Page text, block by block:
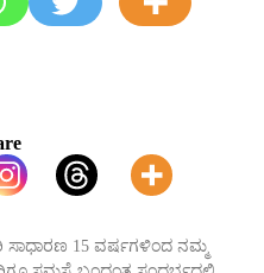
15 ವರ್ಷಗಳಿಂದ ನಮ್ಮ